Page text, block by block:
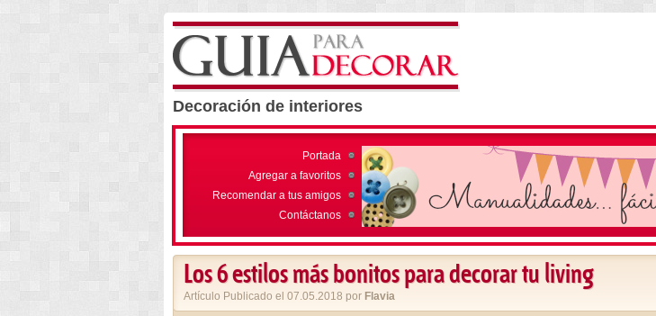
Decoración de interiores
Portada
Agregar a favoritos
Recomendar a tus amigos
Contáctanos
Los 6 estilos más bonitos para decorar tu living
Artículo Publicado el 07.05.2018 por Flavia